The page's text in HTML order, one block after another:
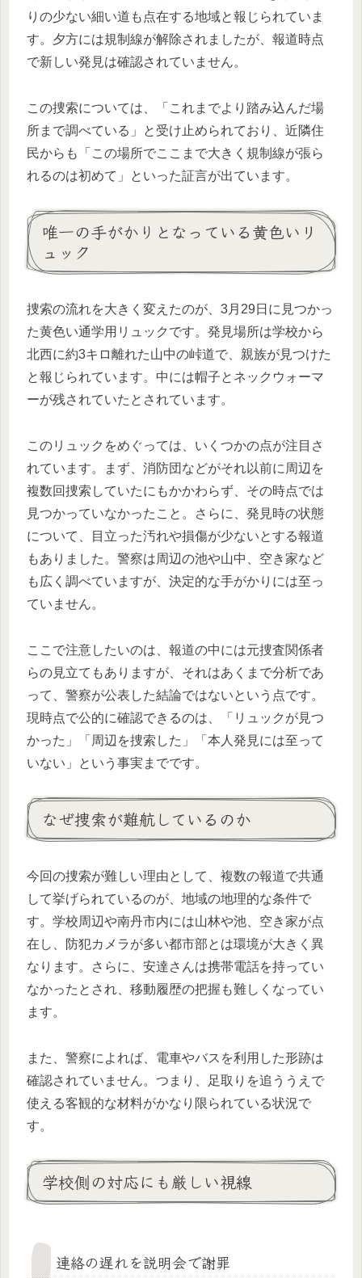
りの少ない細い道も点在する地域と報じられていま
す。夕方には規制線が解除されましたが、報道時点
で新しい発見は確認されていません。
この捜索については、「これまでより踏み込んだ場
所まで調べている」と受け止められており、近隣住
民からも「この場所でここまで大きく規制線が張ら
れるのは初めて」といった証言が出ています。
唯一の手がかりとなっている黄色いリ
ュック
捜索の流れを大きく変えたのが、3月29日に見つかっ
た黄色い通学用リュックです。発見場所は学校から
北西に約3キロ離れた山中の峠道で、親族が見つけた
と報じられています。中には帽子とネックウォーマ
ーが残されていたとされています。
このリュックをめぐっては、いくつかの点が注目さ
れています。まず、消防団などがそれ以前に周辺を
複数回捜索していたにもかかわらず、その時点では
見つかっていなかったこと。さらに、発見時の状態
について、目立った汚れや損傷が少ないとする報道
もありました。警察は周辺の池や山中、空き家など
も広く調べていますが、決定的な手がかりには至っ
ていません。
ここで注意したいのは、報道の中には元捜査関係者
らの見立てもありますが、それはあくまで分析であ
って、警察が公表した結論ではないという点です。
現時点で公的に確認できるのは、「リュックが見つ
かった」「周辺を捜索した」「本人発見には至って
いない」という事実までです。
なぜ捜索が難航しているのか
今回の捜索が難しい理由として、複数の報道で共通
して挙げられているのが、地域の地理的な条件で
す。学校周辺や南丹市内には山林や池、空き家が点
在し、防犯カメラが多い都市部とは環境が大きく異
なります。さらに、安達さんは携帯電話を持ってい
なかったとされ、移動履歴の把握も難しくなってい
ます。
また、警察によれば、電車やバスを利用した形跡は
確認されていません。つまり、足取りを追ううえで
使える客観的な材料がかなり限られている状況で
す。
学校側の対応にも厳しい視線
連絡の遅れを説明会で謝罪